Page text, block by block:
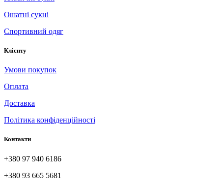
Ошатні сукні
Спортивний одяг
Клієнту
Умови покупок
Оплата
Доставка
Політика конфіденційності
Контакти
+380 97 940 6186
+380 93 665 5681